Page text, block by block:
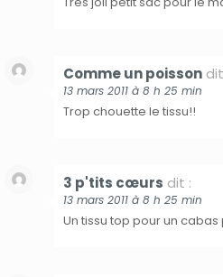
Comme un poisson
13 mars 2011 à 8 h 25 min
Trop chouette le tissu!!
3 p'tits cœurs dit :
13 mars 2011 à 8 h 25 min
Un tissu top pour un